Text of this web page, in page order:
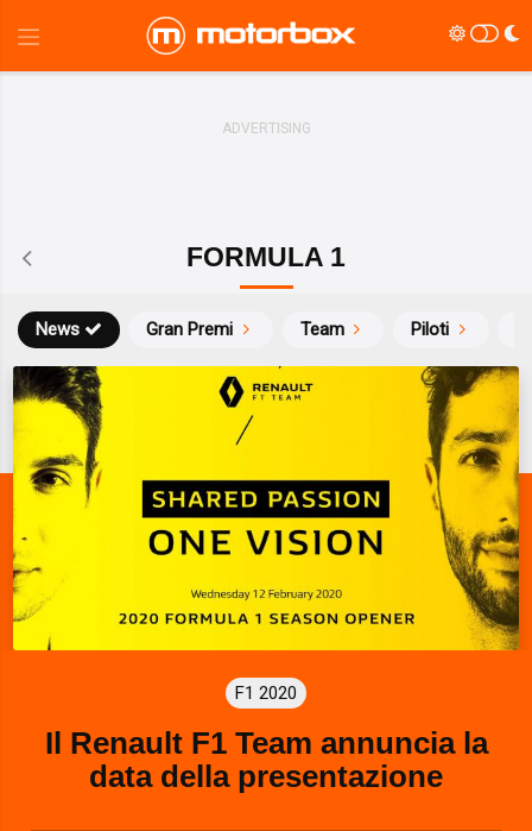
FORMULA 1
News Gran Premi Team Piloti
F1 2020
Il Renault F1 Team annuncia la
data della presentazione